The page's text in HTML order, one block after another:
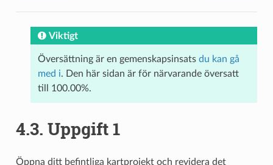
Viktigt
Översättning är en gemenskapsinsats du kan gå
med i. Den här sidan är för närvarande översatt
till 100.00%.
4.3. Uppgift 1
Öppna ditt befintliga kartprojekt och revidera det